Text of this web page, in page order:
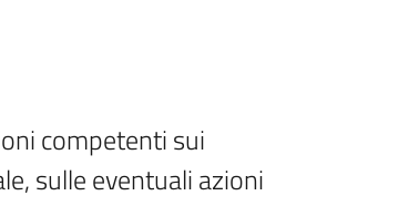
competenti sui
sulle eventuali azioni